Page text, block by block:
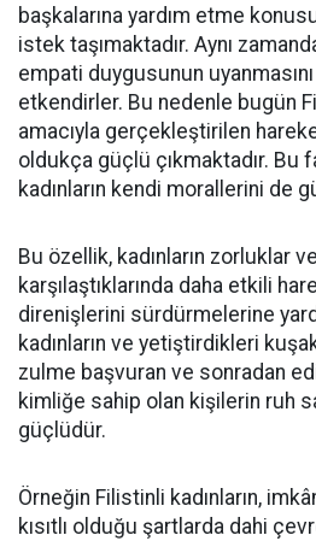
başkalarına yardım etme
istek taşımaktadır. Aynı
empati duygusunun
etkendirler. Bu nedenle bugün
amacıyla gerçekleştirilen
oldukça güçlü çıkmaktadır. Bu
kadınların kendi morallerini de
Bu özellik, kadınların zorluklar
karşılaştıklarında daha etkili
direnişlerini sürdürmelerine
kadınların ve yetiştirdikleri
zulme başvuran ve sonradan
kimliğe sahip olan kişilerin ruh
güçlüdür.
Örneğin Filistinli kadınların,
kısıtlı olduğu şartlarda dahi